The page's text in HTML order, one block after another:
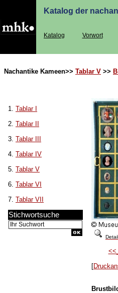
Katalog der
Katalog Vorwort
Nachantike Kameen>> Tablar V >>
1. Tablar I
2. Tablar II
3. Tablar III
4. Tablar IV
5. Tablar V
6. Tablar VI
7. Tablar VII
Stichwortsuche
[